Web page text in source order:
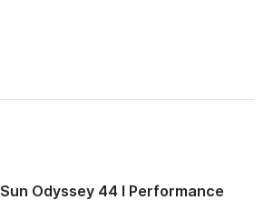
Sun Odyssey 44 I Performance